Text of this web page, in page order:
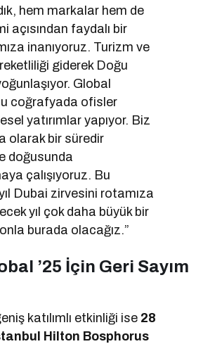
hem markalar hem de
açısından faydalı bir
inanıyoruz. Turizm ve
giderek Doğu
Global
coğrafyada ofisler
yatırımlar yapıyor. Biz
olarak bir süredir
doğusunda
çalışıyoruz. Bu
Dubai zirvesini rotamıza
yıl çok daha büyük bir
burada olacağız.”
’25 İçin Geri Sayım
katılımlı etkinliği ise 28
Hilton Bosphorus